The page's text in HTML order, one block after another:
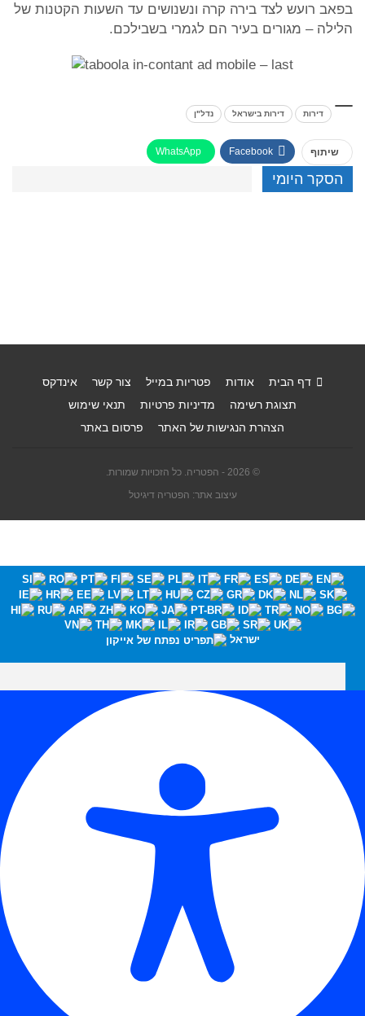
בפאב רועש לצד בירה קרה ונשנושים עד השעות הקטנות של
הלילה – מגורים בעיר הם לגמרי בשבילכם.
דירות דירות בישראל נדל"ן
שיתוף Facebook
WhatsApp
הסקר היומי
דף הבית אודות פטריות במייל צור קשר
אינדקס
תצוגת רשימה
מדיניות פרטיות
תנאי שימוש
הצהרת הנגישות של האתר
פרסום באתר
© 2026 - הפטריה. כל הזכויות שמורות.
עיצוב אתר: הפטריה דיגיטל
ישראל